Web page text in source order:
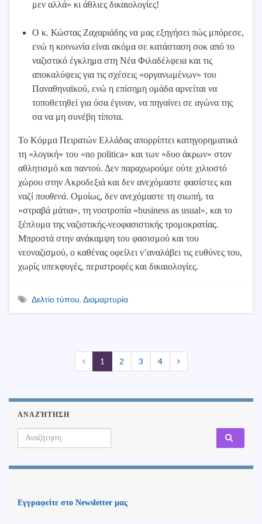
μεν αλλά» κι άθλιες δικαιολογίες!
Ο κ. Κώστας Ζαχαριάδης να μας εξηγήσει πώς μπόρεσε,
ενώ η κοινωνία είναι ακόμα σε κατάσταση σοκ από το
ναζιστικό έγκλημα στη Νέα Φιλαδέλφεια και τις
αποκαλύψεις για τις σχέσεις «οργανωμένων» του
Παναθηναϊκού, ενώ η επίσημη ομάδα αρνείται να
τοποθετηθεί για όσα έγιναν, να πηγαίνει σε αγώνα της
σα να μη συνέβη τίποτα.
Το Κόμμα Πειρατών Ελλάδας απορρίπτει κατηγορηματικά
τη «λογική» του «no politica» και των «δυο άκρων» στον
αθλητισμό και παντού. Δεν παραχωρούμε ούτε χιλιοστό
χώρου στην Ακροδεξιά και δεν ανεχόμαστε φασίστες και
ναζί πουθενά. Ομοίως, δεν ανεχόμαστε τη σιωπή, τα
«στραβά μάτια», τη νοοτροπία «business as usual», και το
ξέπλυμα της ναζιστικής-νεοφασιστικής τρομοκρατίας.
Μπροστά στην ανάκαμψη του φασισμού και του
νεοναζισμού, ο καθένας οφείλει ν’αναλάβει τις ευθύνες του,
χωρίς υπεκφυγές, περιστροφές και δικαιολογίες.
Δελτίο τύπου, Διαμαρτυρία
1 2 3 4
ΑΝΑΖΉΤΗΣΗ
Search for:
Εγγραφείτε στο Newsletter μας